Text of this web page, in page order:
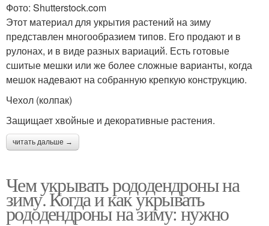
Фото: Shutterstock.com
Этот материал для укрытия растений на зиму
представлен многообразием типов. Его продают и в
рулонах, и в виде разных вариаций. Есть готовые
сшитые мешки или же более сложные варианты, когда
мешок надевают на собранную крепкую конструкцию.
Чехол (колпак)
Защищает хвойные и декоративные растения.
читать дальше →
Чем укрывать рододендроны на
зиму. Когда и как укрывать
рододендроны на зиму: нужно